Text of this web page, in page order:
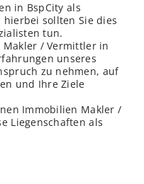
in BspCity als
sollten Sie dies
tun.
/ Vermittler in
unseres
zu nehmen, auf
und Ihre Ziele
Immobilien Makler /
Liegenschaften als